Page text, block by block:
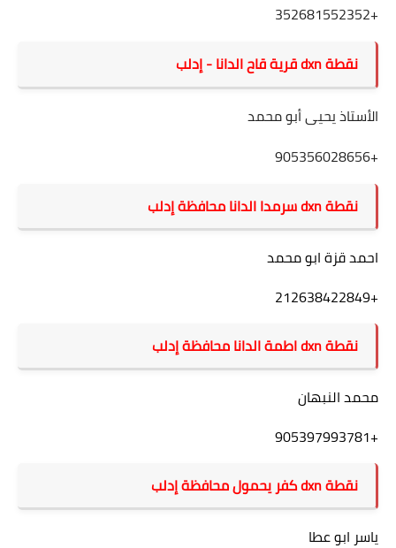
+352681552352
نقطة dxn قرية قاح
الدانا- إدلب
الأستاذ يحيى أبو محمد
+905356028656
نقطة dxn سرمدا الدانا محافظة إدلب
احمد قزة ابو محمد
+212638422849
نقطة dxn اطمة
الدانا محافظة إدلب
محمد النبهان
+905397993781
نقطة dxn كفر يحمول
محافظةإدلب
ياسر ابو عطا